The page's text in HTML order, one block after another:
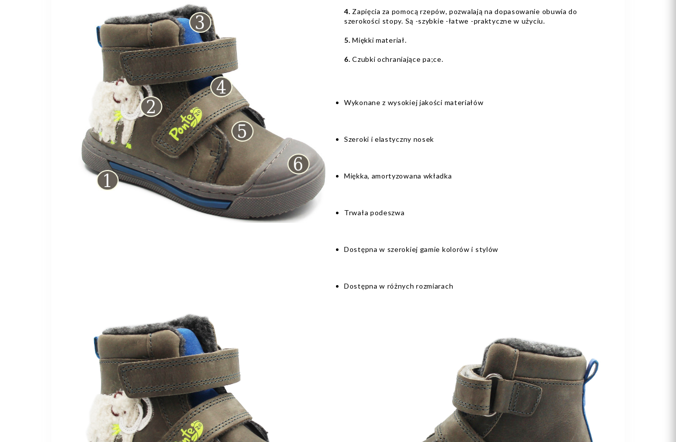
4.Zapięcia za pomocą rzepów, pozwalają na dopasowanie obuwia do
szerokości stopy. Są -szybkie -łatwe -praktyczne w użyciu.
5. Miękki materiał.
6.Czubki ochraniające pa;ce.
Wykonane z wysokiej jakości materiałów
Szeroki i elastyczny nosek
Miękka, amortyzowana wkładka
Trwała podeszwa
Dostępna w szerokiej gamie kolorów i stylów
Dostępna w różnych rozmiarach